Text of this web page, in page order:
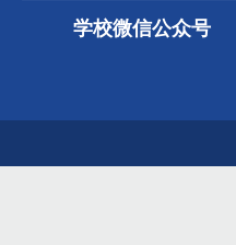
学校微信公众号